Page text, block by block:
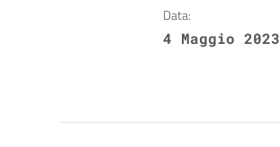
Data:
4 Maggio 2023